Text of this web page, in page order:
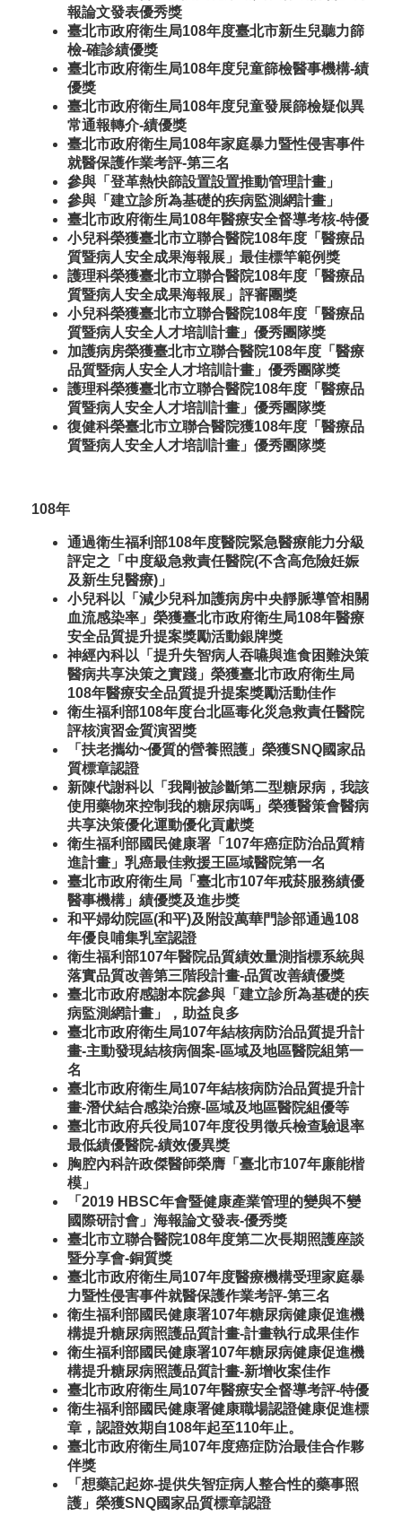
報論文發表優秀獎
臺北市政府衛生局108年度臺北市新生兒聽力篩
檢-確診績優獎
臺北市政府衛生局108年度兒童篩檢醫事機構-績
優獎
臺北市政府衛生局108年度兒童發展篩檢疑似異
常通報轉介-績優獎
臺北市政府衛生局108年家庭暴力暨性侵害事件
就醫保護作業考評-第三名
參與「登革熱快篩設置設置推動管理計畫」
參與「建立診所為基礎的疾病監測網計畫」
臺北市政府衛生局108年醫療安全督導考核-特優
小兒科榮獲臺北市立聯合醫院108年度「醫療品
質暨病人安全成果海報展」最佳標竿範例獎
護理科榮獲臺北市立聯合醫院108年度「醫療品
質暨病人安全成果海報展」評審團獎
小兒科榮獲臺北市立聯合醫院108年度「醫療品
質暨病人安全人才培訓計畫」優秀團隊獎
加護病房榮獲臺北市立聯合醫院108年度「醫療
品質暨病人安全人才培訓計畫」優秀團隊獎
護理科榮獲臺北市立聯合醫院108年度「醫療品
質暨病人安全人才培訓計畫」優秀團隊獎
復健科榮臺北市立聯合醫院獲108年度「醫療品
質暨病人安全人才培訓計畫」優秀團隊獎
108年
通過衛生福利部108年度醫院緊急醫療能力分級
評定之「中度級急救責任醫院(不含高危險妊娠
及新生兒醫療)」
小兒科以「減少兒科加護病房中央靜脈導管相關
血流感染率」榮獲臺北市政府衛生局108年醫療
安全品質提升提案獎勵活動銀牌獎
神經內科以「提升失智病人吞嚥與進食困難決策
醫病共享決策之實踐」榮獲臺北市政府衛生局
108年醫療安全品質提升提案獎勵活動佳作
衛生福利部108年度台北區毒化災急救責任醫院
評核演習金質演習獎
「扶老攜幼~優質的營養照護」榮獲SNQ國家品
質標章認證
新陳代謝科以「我剛被診斷第二型糖尿病，我該
使用藥物來控制我的糖尿病嗎」榮獲醫策會醫病
共享決策優化運動優化貢獻獎
衛生福利部國民健康署「107年癌症防治品質精
進計畫」乳癌最佳救援王區域醫院第一名
臺北市政府衛生局「臺北市107年戒菸服務績優
醫事機構」績優獎及進步獎
和平婦幼院區(和平)及附設萬華門診部通過108
年優良哺集乳室認證
衛生福利部107年醫院品質績效量測指標系統與
落實品質改善第三階段計畫-品質改善績優獎
臺北市政府感謝本院參與「建立診所為基礎的疾
病監測網計畫」，助益良多
臺北市政府衛生局107年結核病防治品質提升計
畫-主動發現結核病個案-區域及地區醫院組第一
名
臺北市政府衛生局107年結核病防治品質提升計
畫-潛伏結合感染治療-區域及地區醫院組優等
臺北市政府兵役局107年度役男徵兵檢查驗退率
最低績優醫院-績效優異獎
胸腔內科許政傑醫師榮膺「臺北市107年廉能楷
模」
「2019 HBSC年會暨健康產業管理的變與不變
國際研討會」海報論文發表-優秀獎
臺北市立聯合醫院108年度第二次長期照護座談
暨分享會-銅質獎
臺北市政府衛生局107年度醫療機構受理家庭暴
力暨性侵害事件就醫保護作業考評-第三名
衛生福利部國民健康署107年糖尿病健康促進機
構提升糖尿病照護品質計畫-計畫執行成果佳作
衛生福利部國民健康署107年糖尿病健康促進機
構提升糖尿病照護品質計畫-新增收案佳作
臺北市政府衛生局107年醫療安全督導考評-特優
衛生福利部國民健康署健康職場認證健康促進標
章，認證效期自108年起至110年止。
臺北市政府衛生局107年度癌症防治最佳合作夥
伴獎
「想藥記起妳-提供失智症病人整合性的藥事照
護」榮獲SNQ國家品質標章認證